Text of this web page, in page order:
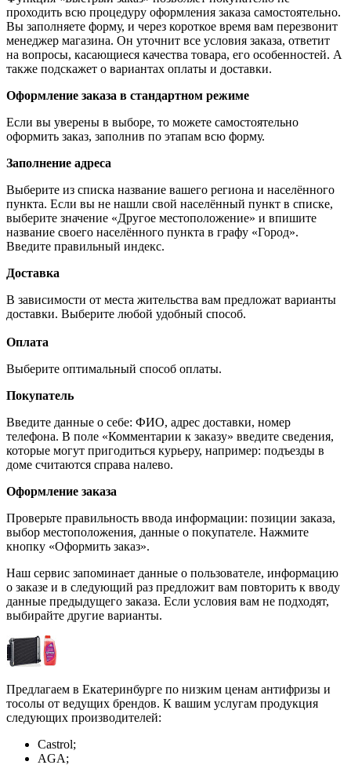
проходить всю процедуру оформления заказа самостоятельно.
Вы заполняете форму, и через короткое время вам перезвонит
менеджер магазина. Он уточнит все условия заказа, ответит
на вопросы, касающиеся качества товара, его особенностей. А
также подскажет о вариантах оплаты и доставки.
Оформление заказа в стандартном режиме
Если вы уверены в выборе, то можете самостоятельно
оформить заказ, заполнив по этапам всю форму.
Заполнение адреса
Выберите из списка название вашего региона и населённого
пункта. Если вы не нашли свой населённый пункт в списке,
выберите значение «Другое местоположение» и впишите
название своего населённого пункта в графу «Город».
Введите правильный индекс.
Доставка
В зависимости от места жительства вам предложат варианты
доставки. Выберите любой удобный способ.
Оплата
Выберите оптимальный способ оплаты.
Покупатель
Введите данные о себе: ФИО, адрес доставки, номер
телефона. В поле «Комментарии к заказу» введите сведения,
которые могут пригодиться курьеру, например: подъезды в
доме считаются справа налево.
Оформление заказа
Проверьте правильность ввода информации: позиции заказа,
выбор местоположения, данные о покупателе. Нажмите
кнопку «Оформить заказ».
Наш сервис запоминает данные о пользователе, информацию
о заказе и в следующий раз предложит вам повторить к вводу
данные предыдущего заказа. Если условия вам не подходят,
выбирайте другие варианты.
Предлагаем в Екатеринбурге по низким ценам антифризы и
тосолы от ведущих брендов. К вашим услугам продукция
следующих производителей:
Castrol;
AGA;